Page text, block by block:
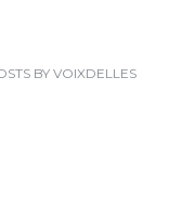
BY VOIXDELLES